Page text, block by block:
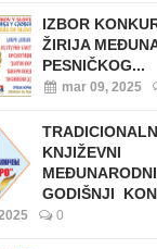
IZBOR
ŽIRIJA
PESNIČKOG...
mar 09, 2025
KNJIŽEVNI
MEĐUNARODNI
GODIŠNJI
0